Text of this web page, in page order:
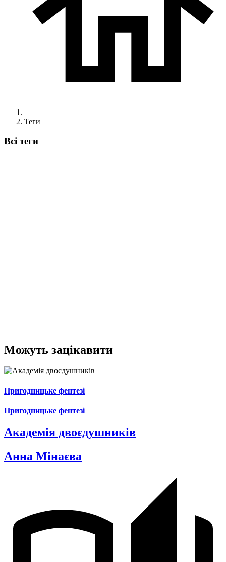
Теги
Всі теги
Можуть зацікавити
Пригодницьке фентезі
Пригодницьке фентезі
Академія двоєдушників
Анна Мінаєва